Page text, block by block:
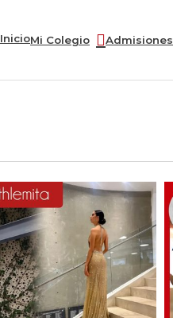
InicioMi Colegio Admisiones